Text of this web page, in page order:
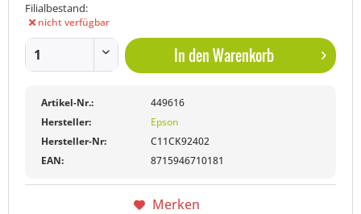
Filialbestand:
nicht verfügbar
In denWarenkorb
Artikel-Nr.:
449616
Hersteller:
Epson
Hersteller-Nr:
C11CK92402
EAN:
8715946710181
Merken